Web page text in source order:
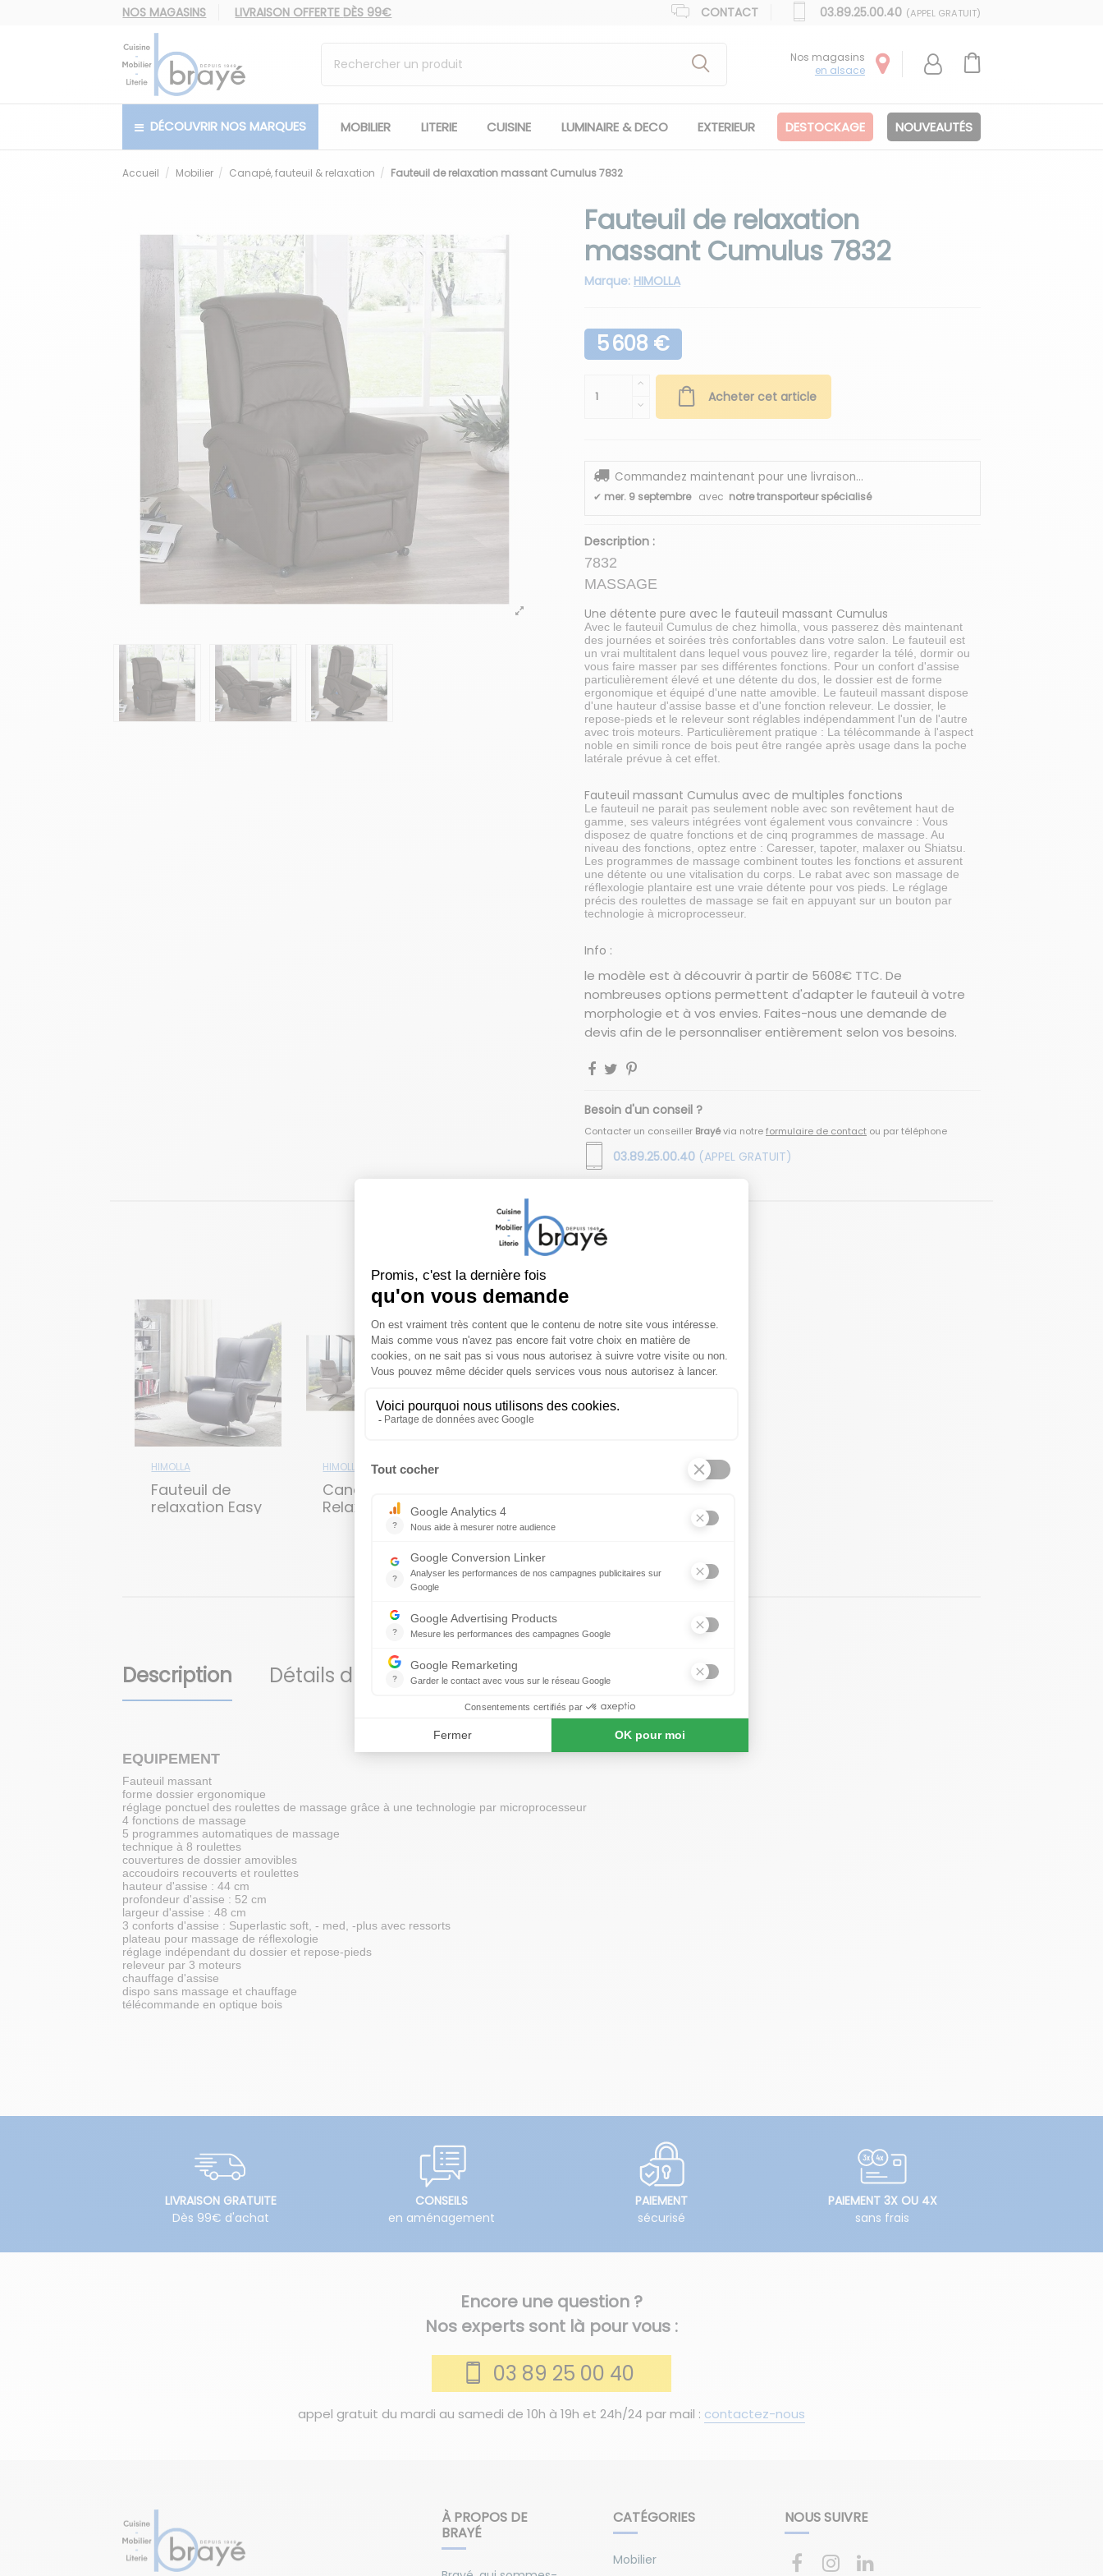
NOS MAGASINS LIVRAISON OFFERTE DÈS 99€ CONTACT 03.89.25.00.40 (APPEL GRATUIT)
Nos magasins
en alsace
DÉCOUVRIR NOS MARQUES MOBILIER LITERIE CUISINE LUMINAIRE & DECO EXTERIEUR DESTOCKAGE NOUVEAUTÉS
Accueil Mobilier Canapé, fauteuil & relaxation Fauteuil de relaxation massant Cumulus 7832
Fauteuil de relaxation
massant Cumulus 7832
Marque: HIMOLLA
5 608 €
Acheter cet article
Commandez maintenant pour une livraison...
✔ mer. 9 septembre avec notre transporteur spécialisé
Description :
7832
MASSAGE
Une détente pure avec le fauteuil massant Cumulus
Avec le fauteuil Cumulus de chez himolla, vous passerez dès maintenant
des journées et soirées très confortables dans votre salon. Le fauteuil est
un vrai multitalent dans lequel vous pouvez lire, regarder la télé, dormir ou
vous faire masser par ses différentes fonctions. Pour un confort d'assise
particulièrement élevé et une détente du dos, le dossier est de forme
ergonomique et équipé d'une natte amovible. Le fauteuil massant dispose
d'une hauteur d'assise basse et d'une fonction releveur. Le dossier, le
repose-pieds et le releveur sont réglables indépendamment l'un de l'autre
avec trois moteurs. Particulièrement pratique : La télécommande à l'aspect
noble en simili ronce de bois peut être rangée après usage dans la poche
latérale prévue à cet effet.
Fauteuil massant Cumulus avec de multiples fonctions
Le fauteuil ne parait pas seulement noble avec son revêtement haut de
gamme, ses valeurs intégrées vont également vous convaincre : Vous
disposez de quatre fonctions et de cinq programmes de massage. Au
niveau des fonctions, optez entre : Caresser, tapoter, malaxer ou Shiatsu.
Les programmes de massage combinent toutes les fonctions et assurent
une détente ou une vitalisation du corps. Le rabat avec son massage de
réflexologie plantaire est une vraie détente pour vos pieds. Le réglage
précis des roulettes de massage se fait en appuyant sur un bouton par
technologie à microprocesseur.
Info :
le modèle est à découvrir à partir de 5608€ TTC. De
nombreuses options permettent d'adapter le fauteuil à votre
morphologie et à vos envies. Faites-nous une demande de
devis afin de le personnaliser entièrement selon vos besoins.
Besoin d'un conseil ?
Contacter un conseiller Brayévia notreformulaire de contact ou par téléphone
03.89.25.00.40 (APPEL GRATUIT)
Vous aimerez aussi
HIMOLLA
Fauteuil de
relaxation Easy
HIMOLLA
Canapé
Relaxhimo
Confort 4050
Fauteuil de relaxation massant Cumulus 7832
Description Détails du produit À propos de HIMOLLA
EQUIPEMENT
Fauteuil massant
forme dossier ergonomique
réglage ponctuel des roulettes de massage grâce à une technologie par microprocesseur
4 fonctions de massage
5 programmes automatiques de massage
technique à 8 roulettes
couvertures de dossier amovibles
accoudoirs recouverts et roulettes
hauteur d'assise : 44 cm
profondeur d'assise : 52 cm
largeur d'assise : 48 cm
3 conforts d'assise : Superlastic soft, - med, -plus avec ressorts
plateau pour massage de réflexologie
réglage indépendant du dossier et repose-pieds
releveur par 3 moteurs
chauffage d'assise
dispo sans massage et chauffage
télécommande en optique bois
Encore une question ?
Nos experts sont là pour vous :
03 89 25 00 40
appel gratuit du mardi au samedi de 10h à 19h et 24h/24 par mail : contactez-nous
LIVRAISON GRATUITE
Dès 99€ d'achat
CONSEILS
en aménagement
PAIEMENT
sécurisé
PAIEMENT 3X OU 4X
sans frais
À PROPOS DE
BRAYÉ
CATÉGORIES
Mobilier
NOUS SUIVRE